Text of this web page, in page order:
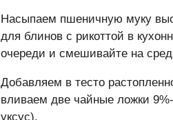
Насыпаем пшеничную муку
для блинов с рикоттой в
очереди и смешивайте на
Добавляем в тесто
вливаем две чайные ложки
уксус).